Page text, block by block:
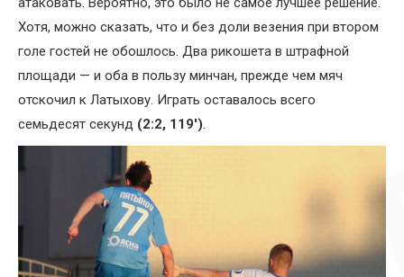
Хотя, можно сказать, что и без доли везения при втором
голе гостей не обошлось. Два рикошета в штрафной
площади — и оба в пользу минчан, прежде чем мяч
отскочил к Латыхову. Играть оставалось всего
семьдесят секунд (2:2, 119′).